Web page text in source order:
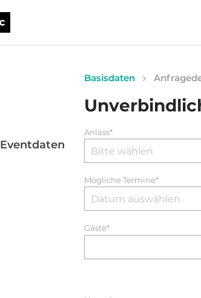
Basisdaten
Eventdaten
Anlass*
Mögliche Termine*
Gäste*